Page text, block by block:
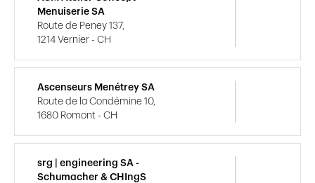
Menuiserie SA
Route de Peney 137,
1214 Vernier - CH
Ascenseurs Menétrey SA
Route de la Condémine 10,
1680 Romont - CH
srg | engineering SA -
Schumacher & CHIngS